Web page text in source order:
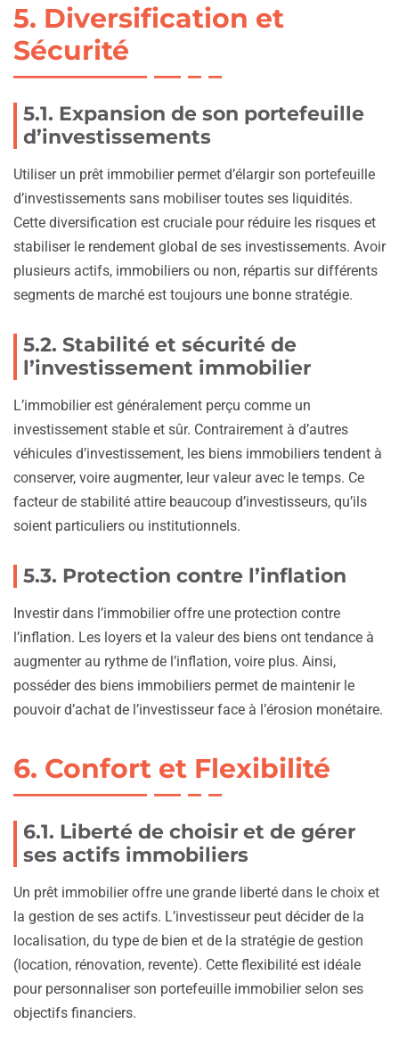
5. Diversification et
Sécurité
5.1. Expansion de son portefeuille
d’investissements
Utiliser un prêt immobilier permet d’élargir son portefeuille
d’investissements sans mobiliser toutes ses liquidités.
Cette diversification est cruciale pour réduire les risques et
stabiliser le rendement global de ses investissements. Avoir
plusieurs actifs, immobiliers ou non, répartis sur différents
segments de marché est toujours une bonne stratégie.
5.2. Stabilité et sécurité de
l’investissement immobilier
L’immobilier est généralement perçu comme un
investissement stable et sûr. Contrairement à d’autres
véhicules d’investissement, les biens immobiliers tendent à
conserver, voire augmenter, leur valeur avec le temps. Ce
facteur de stabilité attire beaucoup d’investisseurs, qu’ils
soient particuliers ou institutionnels.
5.3. Protection contre l’inflation
Investir dans l’immobilier offre une protection contre
l’inflation. Les loyers et la valeur des biens ont tendance à
augmenter au rythme de l’inflation, voire plus. Ainsi,
posséder des biens immobiliers permet de maintenir le
pouvoir d’achat de l’investisseur face à l’érosion monétaire.
6. Confort et Flexibilité
6.1. Liberté de choisir et de gérer
ses actifs immobiliers
Un prêt immobilier offre une grande liberté dans le choix et
la gestion de ses actifs. L’investisseur peut décider de la
localisation, du type de bien et de la stratégie de gestion
(location, rénovation, revente). Cette flexibilité est idéale
pour personnaliser son portefeuille immobilier selon ses
objectifs financiers.